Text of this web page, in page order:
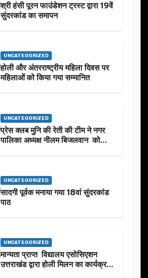
श्री हंसी पूरन फाउंडेशन ट्रस्ट द्वारा 19वें
सुंदरकांड का समापन
UNCATEGORIZED
होली और अंतरराष्ट्रीय महिला दिवस पर
महिलाओं को किया गया सम्मानित
UNCATEGORIZED
प्रेस क्लब मुनि की रेती की टीम ने नगर
पालिका अध्यक्ष नीलम बिजलवान को
UNCATEGORIZED
सादगी पूर्वक मनाया गया 18वां सुंदरकांड
पाठ
UNCATEGORIZED
मान्यता प्राप्त विद्यालय एसोसिएशन
उत्तराखंड द्वारा होली मिलन का कार्यक्रम